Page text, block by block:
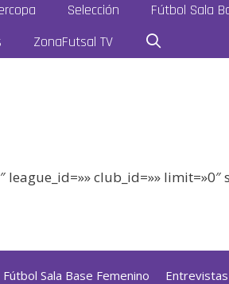
Selección
Fútbol Sala
ZonaFutsal TV
club_id=»» limit=»0″
Fútbol Sala Base Femenino Entrevistas